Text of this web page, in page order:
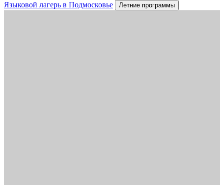
Языковой лагерь в Подмосковье
Летние программы